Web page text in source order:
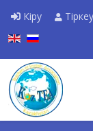
Кіру Тіркеу